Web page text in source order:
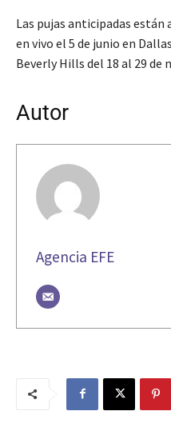
Las pujas anticipadas
en vivo el 5 de junio en
Beverly Hills del 18 al 29 de
Autor
Agencia EFE